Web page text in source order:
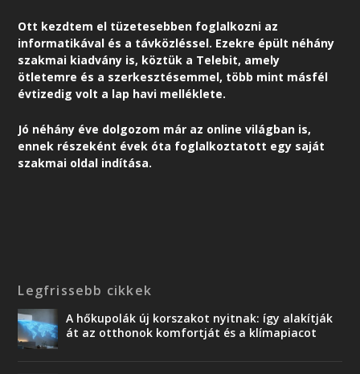
Ott kezdtem el tüzetesebben foglalkozni az
informatikával és a távközléssel. Ezekre épült néhány
szakmai kiadvány is, köztük a Telebit, amely
ötletemre és a szerkesztésemmel, több mint másfél
évtizedig volt a lap havi melléklete.
Jó néhány éve dolgozom már az online világban is,
ennek részeként évek óta foglalkoztatott egy saját
szakmai oldal indítása.
Legfrissebb cikkek
A hőkupolák új korszakot nyitnak: így alakítják
át az otthonok komfortját és a klímapiacot